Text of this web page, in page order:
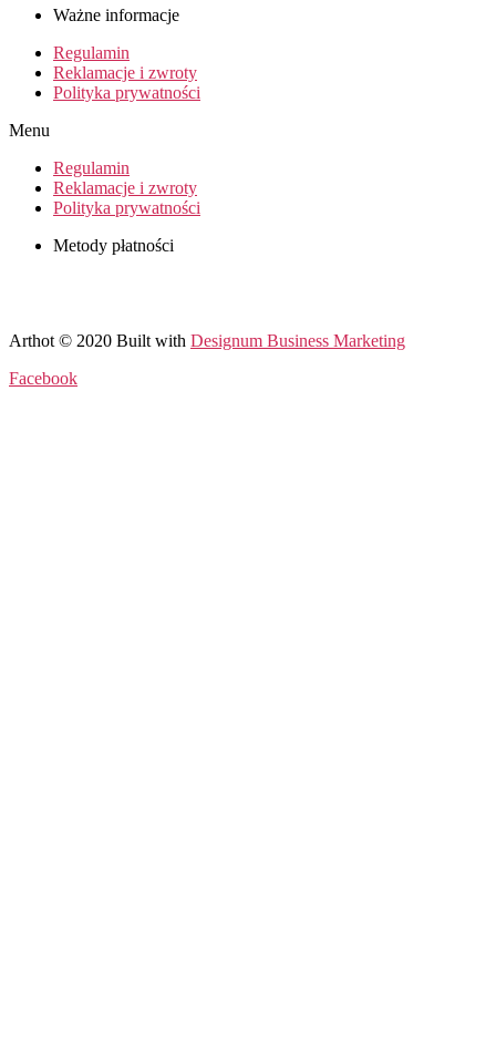
Ważne informacje
Regulamin
Reklamacje i zwroty
Polityka prywatności
Menu
Regulamin
Reklamacje i zwroty
Polityka prywatności
Metody płatności
Arthot © 2020 Built with Designum Business Marketing
Facebook